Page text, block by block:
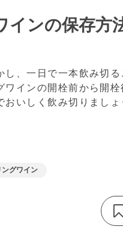
インの保存方
、一日で一本飲み切
インの開栓前から開
おいしく飲み切りましょ
ングワイン